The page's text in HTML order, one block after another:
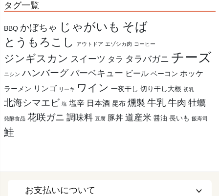
タグ一覧
BBQ かぼちゃ じゃがいも そば
とうもろこし アウトドア エゾシカ肉 コーヒー
ジンギスカン スイーツ タラ タラバガニ チーズ
ニシン ハンバーグ バーベキュー ビール ベーコン ホッケ
ラーメン リンゴ リーキ ワイン 一夜干し 切り干し大根 初乳
北海シマエビ 塩 塩辛 日本酒 昆布 燻製 牛乳 牛肉 牡蠣
発酵食品 花咲ガニ 調味料 豆腐 豚丼 道産米 醤油 長いも 飯寿司
鮭
お支払いについて